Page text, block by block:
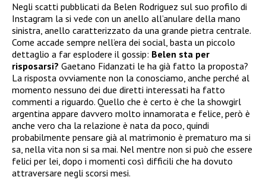
Negli scatti pubblicati da Belen Rodriguez sul suo profilo di
Instagram la si vede con un anello all’anulare della mano
sinistra, anello caratterizzato da una grande pietra centrale.
Come accade sempre nell’era dei social, basta un piccolo
dettaglio a far esplodere il gossip: Belen sta per
risposarsi? Gaetano Fidanzati le ha già fatto la proposta?
La risposta ovviamente non la conosciamo, anche perché al
momento nessuno dei due diretti interessati ha fatto
commenti a riguardo. Quello che è certo è che la showgirl
argentina appare davvero molto innamorata e felice, però è
anche vero cha la relazione è nata da poco, quindi
probabilmente pensare già al matrimonio è prematuro ma si
sa, nella vita non si sa mai. Nel mentre non si può che essere
felici per lei, dopo i momenti così difficili che ha dovuto
attraversare negli scorsi mesi.